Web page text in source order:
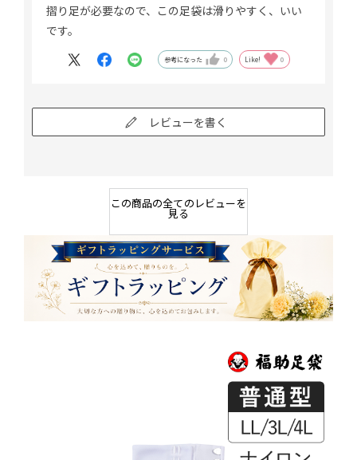
摺り足が必要なので、この足袋は滑りやすく、いい
です。
参考になった 0 Like! 0
レビューを書く
この商品の全てのレビューを
見る